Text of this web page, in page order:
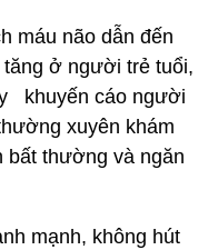
máu não dẫn đến
ở người trẻ tuổi,
khuyến cáo người
xuyên khám
bất thường và ngăn
mạnh, không hút